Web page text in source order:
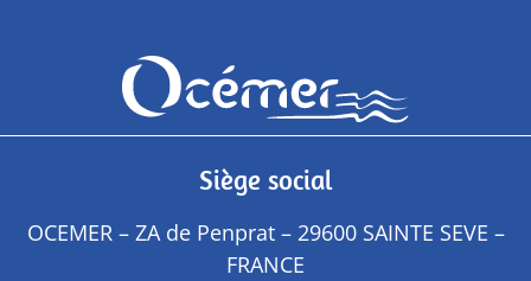
Siège social
OCEMER – ZA de Penprat – 29600 SAINTE SEVE –
FRANCE